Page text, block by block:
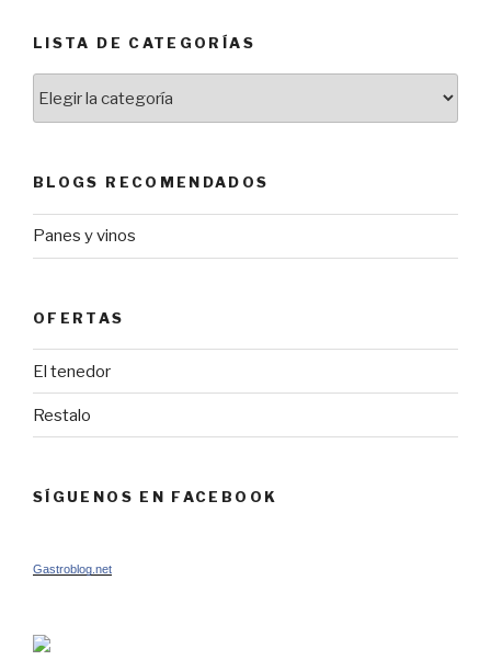
LISTA DE CATEGORÍAS
BLOGS RECOMENDADOS
Panes y vinos
OFERTAS
El tenedor
Restalo
SÍGUENOS EN FACEBOOK
Gastroblog.net